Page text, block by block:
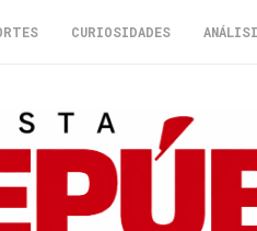
CURIOSIDADES